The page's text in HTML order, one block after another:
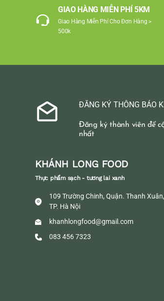
GIAO HÀNG MIỄN PHÍ 5KM
Giao Hàng Miễn Phí Cho Đơn Hàng >
500k
ĐĂNG KÝ THÔNG BÁO
Đăng ký thành viên để
nhất
KHÁNH LONG FOOD
Thực phẩm sạch - tương lai xanh
109 Trường Chinh, Quận. Thanh Xuân,
TP. Hà Nội
khanhlongfood@gmail.com
083 456 7323